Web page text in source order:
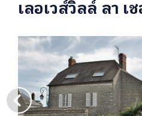
เลอเวส์วิลล์ ลา เ